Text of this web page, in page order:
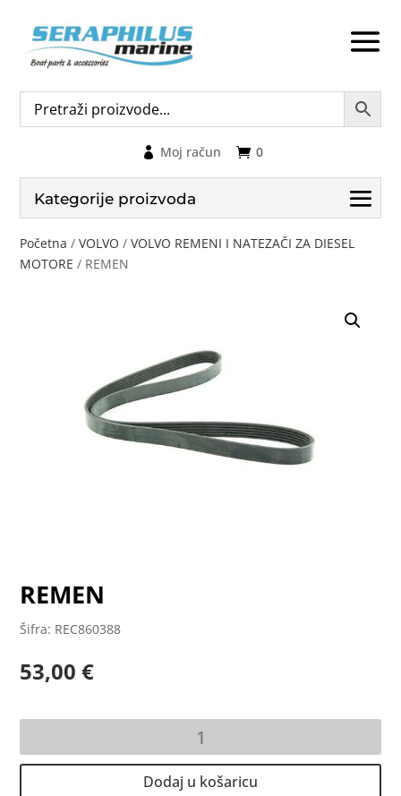
0
Moj račun
Kategorije proizvoda
Početna /VOLVO /VOLVO REMENI I NATEZAČI ZA DIESEL
MOTORE / REMEN
REMEN
Šifra: REC860388
53,00€
Dodaj u košaricu